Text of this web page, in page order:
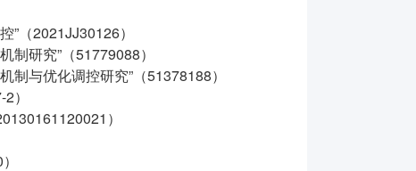
（2021JJ30126）
研究”（51779088）
与优化调控研究”（51378188）
）
）